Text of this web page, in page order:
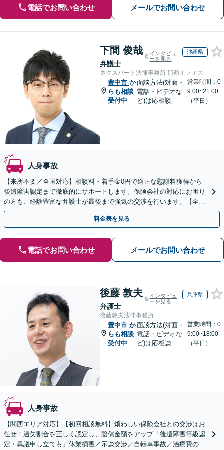
電話でお問い合わせ メールでお問い合わせ
下間 俊哉
弁護士
インタビュ
ーを見る
沖縄県
ネクスパート法律事務所 那覇オフィス
豊中市 か
らも相談
受付中
面談方法(対面・
電話・ビデオな
ど)は応相談
営業時間：0
9:00~21:00
（平日）
人身事故
【来所不要／全国対応】相談料・着手金0円で適正な慰謝料獲得から
後遺障害認定まで徹底的にサポートします。保険会社の対応にお困り
の方も、経験豊富な弁護士が最後まで強気の交渉を行います。【全国
13拠点】お気軽にご相談ください。
料金表を見る
電話でお問い合わせ メールでお問い合わせ
後藤 敦夫
弁護士
インタビュ
ーを見る
兵庫県
後藤敦夫法律事務所
豊中市 か
らも相談
受付中
面談方法(対面・
電話・ビデオな
ど)は応相談
営業時間：0
9:00~18:00
（平日）
人身事故
【関西エリア対応】【初回相談無料】煩わしい保険会社との交渉はお
任せ！過失割合を正しく認定し、賠償金額をアップ「後遺障害等級認
定・異議申し立ても」休業損害／示談交渉／自転車事故／治療費の打